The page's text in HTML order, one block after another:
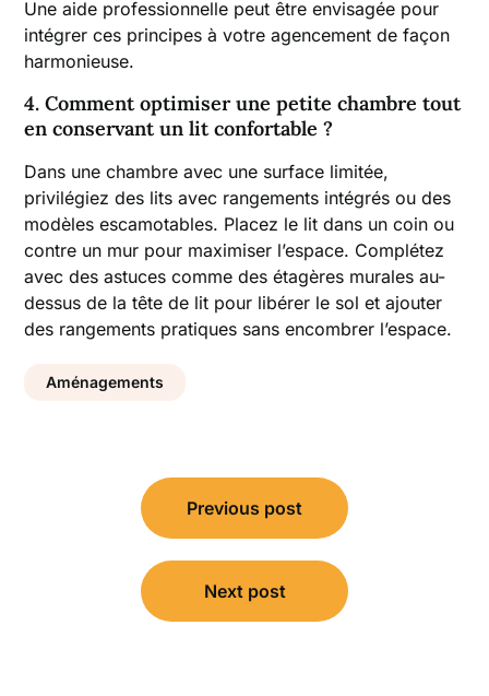
Une aide professionnelle peut être envisagée pour
intégrer ces principes à votre agencement de façon
harmonieuse.
4. Comment optimiser une petite chambre tout
en conservant un lit confortable ?
Dans une chambre avec une surface limitée,
privilégiez des lits avec rangements intégrés ou des
modèles escamotables. Placez le lit dans un coin ou
contre un mur pour maximiser l’espace. Complétez
avec des astuces comme des étagères murales au-
dessus de la tête de lit pour libérer le sol et ajouter
des rangements pratiques sans encombrer l’espace.
Aménagements
Navigation
Previous post
Next post